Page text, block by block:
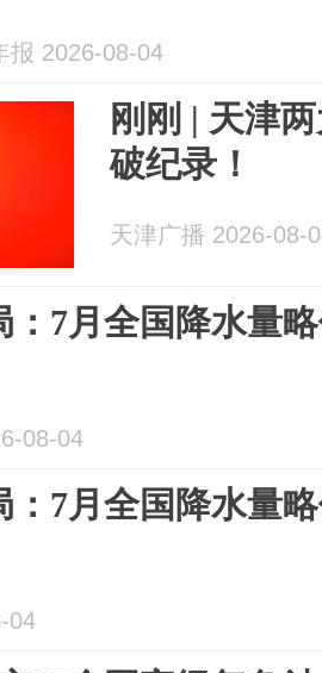
报 2026-08-04
刚刚 | 天津
破纪录！
天津广播 2026-08-
：7月全国降水量
08-04
：7月全国降水量
04